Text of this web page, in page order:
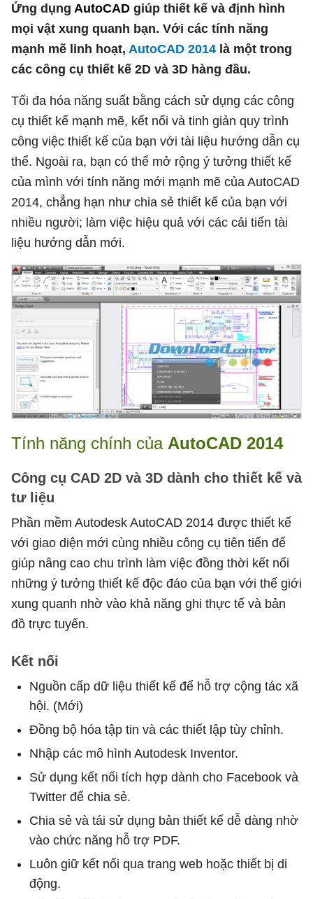
Ứng dụng AutoCAD giúp thiết kế và định hình
mọi vật xung quanh bạn. Với các tính năng
mạnh mẽ linh hoạt, AutoCAD 2014 là một trong
các công cụ thiết kế 2D và 3D hàng đầu.
Tối đa hóa năng suất bằng cách sử dụng các công
cụ thiết kế mạnh mẽ, kết nối và tinh giản quy trình
công việc thiết kế của bạn với tài liệu hướng dẫn cụ
thể. Ngoài ra, bạn có thể mở rộng ý tưởng thiết kế
của mình với tính năng mới mạnh mẽ của AutoCAD
2014, chẳng hạn như chia sẻ thiết kế của bạn với
nhiều người; làm việc hiệu quả với các cải tiến tài
liệu hướng dẫn mới.
Tính năng chính của AutoCAD 2014
Công cụ CAD 2D và 3D dành cho thiết kế và
tư liệu
Phần mềm Autodesk AutoCAD 2014 được thiết kế
với giao diện mới cùng nhiều công cụ tiên tiến để
giúp nâng cao chu trình làm việc đồng thời kết nối
những ý tưởng thiết kế độc đáo của bạn với thế giới
xung quanh nhờ vào khả năng ghi thực tế và bản
đồ trực tuyến.
Kết nối
Nguồn cấp dữ liệu thiết kế để hỗ trợ cộng tác xã
hội. (Mới)
Đồng bộ hóa tập tin và các thiết lập tùy chỉnh.
Nhập các mô hình Autodesk Inventor.
Sử dụng kết nối tích hợp dành cho Facebook và
Twitter để chia sẻ.
Chia sẻ và tái sử dụng bản thiết kế dễ dàng nhờ
vào chức năng hỗ trợ PDF.
Luôn giữ kết nối qua trang web hoặc thiết bị di
động.